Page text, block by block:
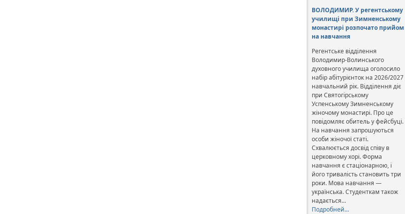
ВОЛОДИМИР. У регентському
училищі при Зимненському
монастирі розпочато прийом
на навчання
Регентське відділення
Володимир-Волинського
духовного училища оголосило
набір абітурієнток на 2026/2027
навчальний рік. Відділення діє
при Святогірському
Успенському Зимненському
жіночому монастирі. Про це
повідомляє обитель у фейсбуці.
На навчання запрошуються
особи жіночої статі.
Схвалюється досвід співу в
церковному хорі. Форма
навчання є стаціонарною, і
його тривалість становить три
роки. Мова навчання —
українська. Студенткам також
надається…
Подробней…